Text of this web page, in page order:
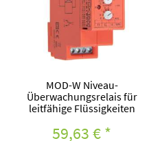
MOD-W Niveau-
Überwachungsrelais für
leitfähige Flüssigkeiten
59,63 €*